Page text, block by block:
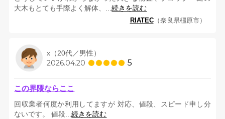
大木もとても手際よく解体、...続きを読む
RIATEC（奈良県橿原市）
x（20代／男性）
2026.04.20 5
この界隈ならここ
回収業者何度か利用してますが 対応、値段、スピード申し分
ないです。 値段...続きを読む